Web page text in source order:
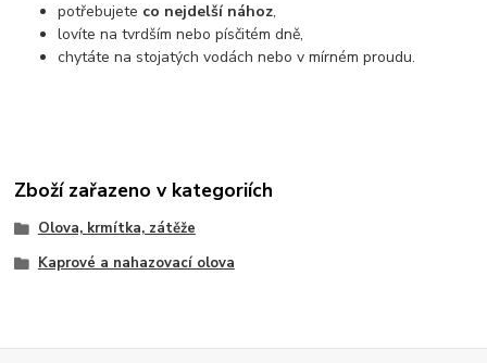
potřebujete co nejdelší nához,
lovíte na tvrdším nebo písčitém dně,
chytáte na stojatých vodách nebo v mírném proudu.
Zboží zařazeno v kategoriích
Olova, krmítka, zátěže
Kaprové a nahazovací olova